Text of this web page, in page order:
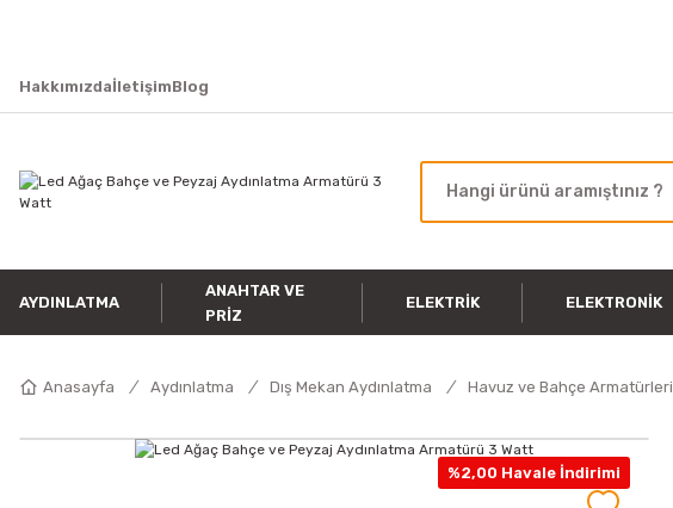
HakkımızdaİletişimBlog
AYDINLATMA
ANAHTAR VE
PRIZ
ELEKTRIK ELEKTRONIK
Anasayfa Aydınlatma Dış Mekan Aydınlatma Havuz ve Bahçe Armatürleri
%2,00 Havale İndirimi